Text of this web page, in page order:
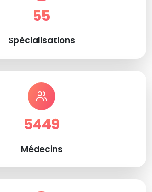
55
Spécialisations
5449
Médecins